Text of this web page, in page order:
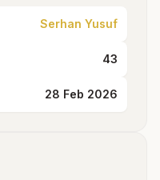
Serhan Yusuf
43
28 Feb 2026